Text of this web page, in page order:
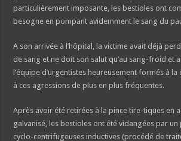
particulièrement imposante, les bestioles ont
besogne en pompant avidemment le sang du
A son arrivée à l’hôpital, la victime avait déjà
de sang et ne doit son salut qu’au sang-froid et
l’équipe d’urgentistes heureusement formés à
à ces agressions de plus en plus fréquentes.
Après avoir été retirées à la pince tire-tiques en
galvanisé, les bestioles ont été vidangées par
cyclo-centrifugeuses inductives (procédé de